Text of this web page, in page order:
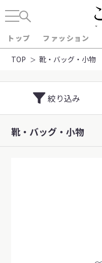
トップ ファッション
TOP 靴・バッグ・小物
絞り込み
靴・バッグ・小物